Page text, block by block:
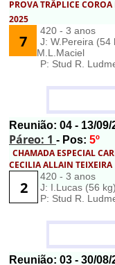
PROVA TRÃPLICE
2025
7
420 - 3 anos
J: W.Pereira (54
M.L.Maciel
P: Stud R.
Reunião: 04 - 13/09/
Páreo: 1 - Pos: 5º
CHAMADA ESPECIAL
CECILIA ALLAIN TEIXEIRA
2
420 - 3 anos
J: I.Lucas (56
P: Stud R.
Reunião: 03 - 30/08/